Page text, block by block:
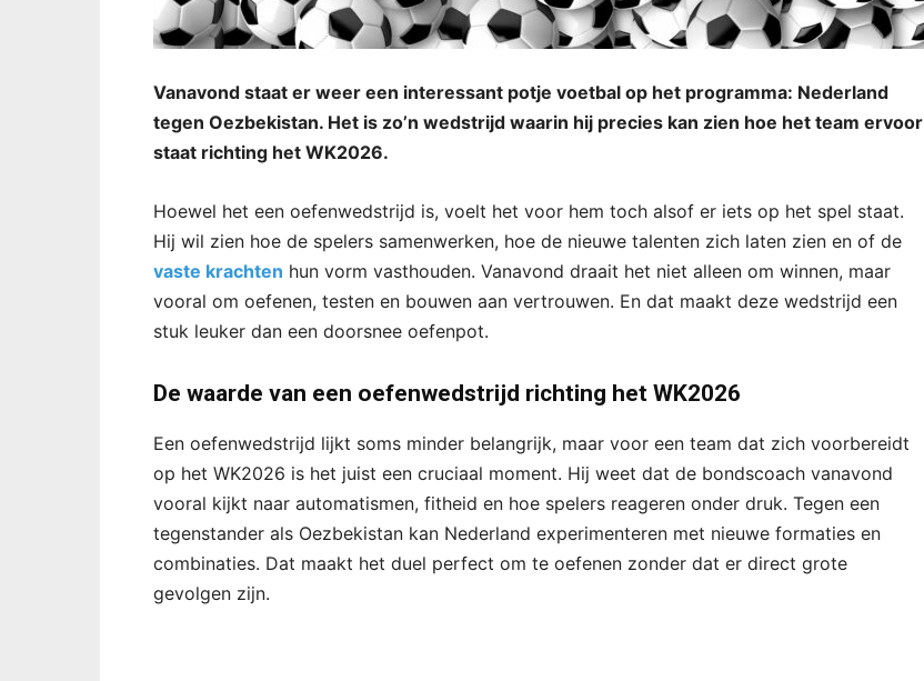
Vanavond staat er weer een interessant potje voetbal op het programma: Nederland
tegen Oezbekistan. Het is zo’n wedstrijd waarin hij precies kan zien hoe het team ervoor
staat richting het WK2026.
Hoewel het een oefenwedstrijd is, voelt het voor hem toch alsof er iets op het spel staat.
Hij wil zien hoe de spelers samenwerken, hoe de nieuwe talenten zich laten zien en of de
vaste krachten hun vorm vasthouden. Vanavond draait het niet alleen om winnen, maar
vooral om oefenen, testen en bouwen aan vertrouwen. En dat maakt deze wedstrijd een
stuk leuker dan een doorsnee oefenpot.
De waarde van een oefenwedstrijd richting het WK2026
Een oefenwedstrijd lijkt soms minder belangrijk, maar voor een team dat zich voorbereidt
op het WK2026 is het juist een cruciaal moment. Hij weet dat de bondscoach vanavond
vooral kijkt naar automatismen, fitheid en hoe spelers reageren onder druk. Tegen een
tegenstander als Oezbekistan kan Nederland experimenteren met nieuwe formaties en
combinaties. Dat maakt het duel perfect om te oefenen zonder dat er direct grote
gevolgen zijn.